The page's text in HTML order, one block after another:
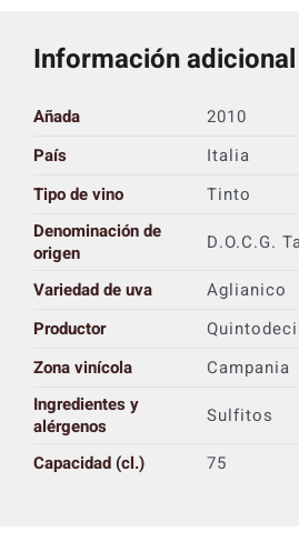
Información adicional
Añada
2010
País
Italia
Tipo de vino
Tinto
Denominación de
origen
D.O.C.G.
Variedad de uva
Aglianico
Productor
Zona vinícola
Campania
Ingredientes y
alérgenos
Sulfitos
Capacidad (cl.)
75